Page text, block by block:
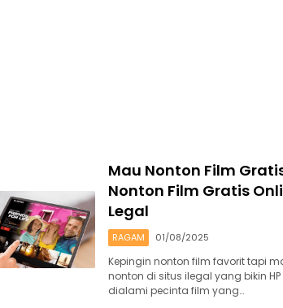
Mau Nonton Film
Nonton Film Gratis
Legal
RAGAM 01/08/2025
Kepingin nonton film favorit tapi
nonton di situs ilegal yang bikin
dialami pecinta film yang…